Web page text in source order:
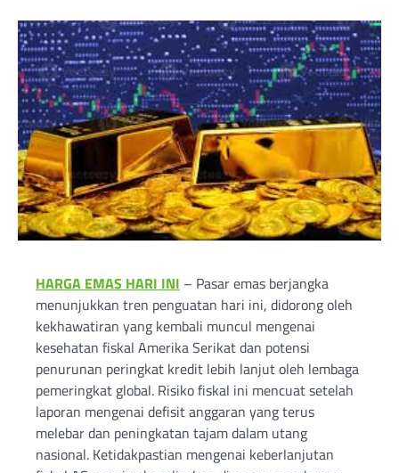
HARGA EMAS HARI INI – Pasar emas berjangka
menunjukkan tren penguatan hari ini, didorong oleh
kekhawatiran yang kembali muncul mengenai
kesehatan fiskal Amerika Serikat dan potensi
penurunan peringkat kredit lebih lanjut oleh lembaga
pemeringkat global. Risiko fiskal ini mencuat setelah
laporan mengenai defisit anggaran yang terus
melebar dan peningkatan tajam dalam utang
nasional. Ketidakpastian mengenai keberlanjutan